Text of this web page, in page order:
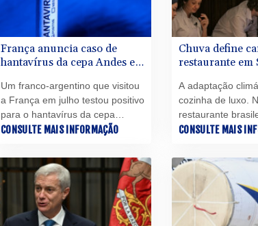
França anuncia caso de
hantavírus da cepa Andes em
Um franco-argentino que visitou
a França em julho testou positivo
para o hantavírus da cepa
Andes e foi isolado com sua
nesta quinta-feira (6), as
autoridades francesas, que
descartaram que o vírus esteja
em circulação.
CONSULTE MAIS INFORMAÇÃO
Chuva define
restaurante em
Michelin
A adaptação
cozinha de luxo.
restaurante
estrelas no guia
Latina, o
acordo com o
cada vez mais
São Paulo por
aquecimento
CONSULTE MAIS